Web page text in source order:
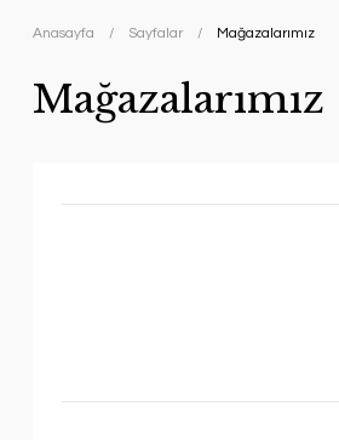
Anasayfa Sayfalar Mağazalarımız
Mağazalarımız